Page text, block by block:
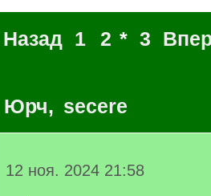
1 2 * 3
Юрч, secere
12 ноя. 2024 21:58